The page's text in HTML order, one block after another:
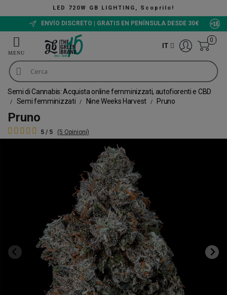
The Green Bucket
ENVÍO DISCRETO | GRATIS EN PENÍNSULA DESDE 30€
IT
0
Semi di Cannabis: Acquista online femminizzati, autofiorenti e CBD
Semi femminizzati
Nine Weeks Harvest Pruno
Pruno
5 / 5 (5 Opinioni)